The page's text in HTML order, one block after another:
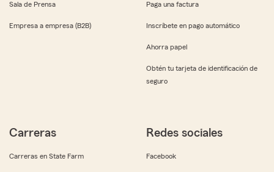
Sala de Prensa
Empresa a empresa (B2B)
Paga una factura
Inscríbete en pago automático
Ahorra papel
Obtén tu tarjeta de identificación de
seguro
Carreras
Carreras en State Farm
Redes sociales
Facebook